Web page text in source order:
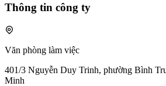
Thông tin công ty
Văn phòng làm việc
401/3 Nguyễn Duy Trinh, phường Bình
Minh